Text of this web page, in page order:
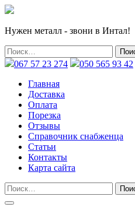
Нужен металл - звони в Интал!
067 57 23 274 050 565 93 42
Главная
Доставка
Оплата
Порезка
Отзывы
Справочник снабженца
Статьи
Контакты
Карта сайта